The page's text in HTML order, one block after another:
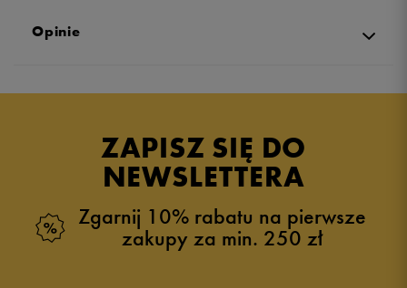
Opinie
5.0
zebranych i zweryfikowanych przez
ZAPISZ SIĘ DO
NEWSLETTERA
Zgarnij 10% rabatu na pierwsze
zakupy za min. 250 zł